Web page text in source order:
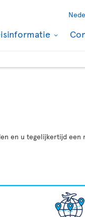
en u tegelijkertijd een